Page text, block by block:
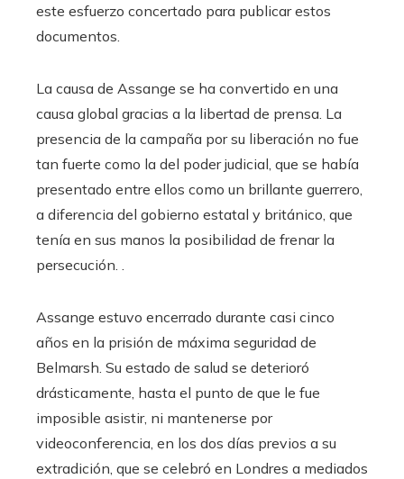
este esfuerzo concertado para publicar estos
documentos.
La causa de Assange se ha convertido en una
causa global gracias a la libertad de prensa. La
presencia de la campaña por su liberación no fue
tan fuerte como la del poder judicial, que se había
presentado entre ellos como un brillante guerrero,
a diferencia del gobierno estatal y británico, que
tenía en sus manos la posibilidad de frenar la
persecución. .
Assange estuvo encerrado durante casi cinco
años en la prisión de máxima seguridad de
Belmarsh. Su estado de salud se deterioró
drásticamente, hasta el punto de que le fue
imposible asistir, ni mantenerse por
videoconferencia, en los dos días previos a su
extradición, que se celebró en Londres a mediados